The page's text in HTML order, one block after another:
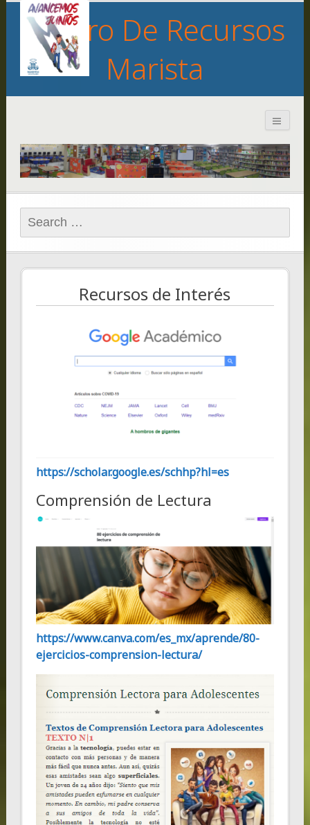
Centro De Recursos
Marista
Search
for:
Recursos de Interés
https://scholar.google.es/schhp?hl=es
Comprensión de Lectura
https://www.canva.com/es_mx/aprende/80-
ejercicios-comprension-lectura/